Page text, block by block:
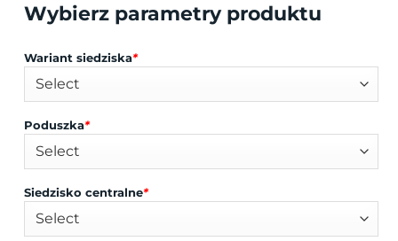
Wybierz parametry produktu
Wariant siedziska*
Poduszka*
Siedzisko centralne*